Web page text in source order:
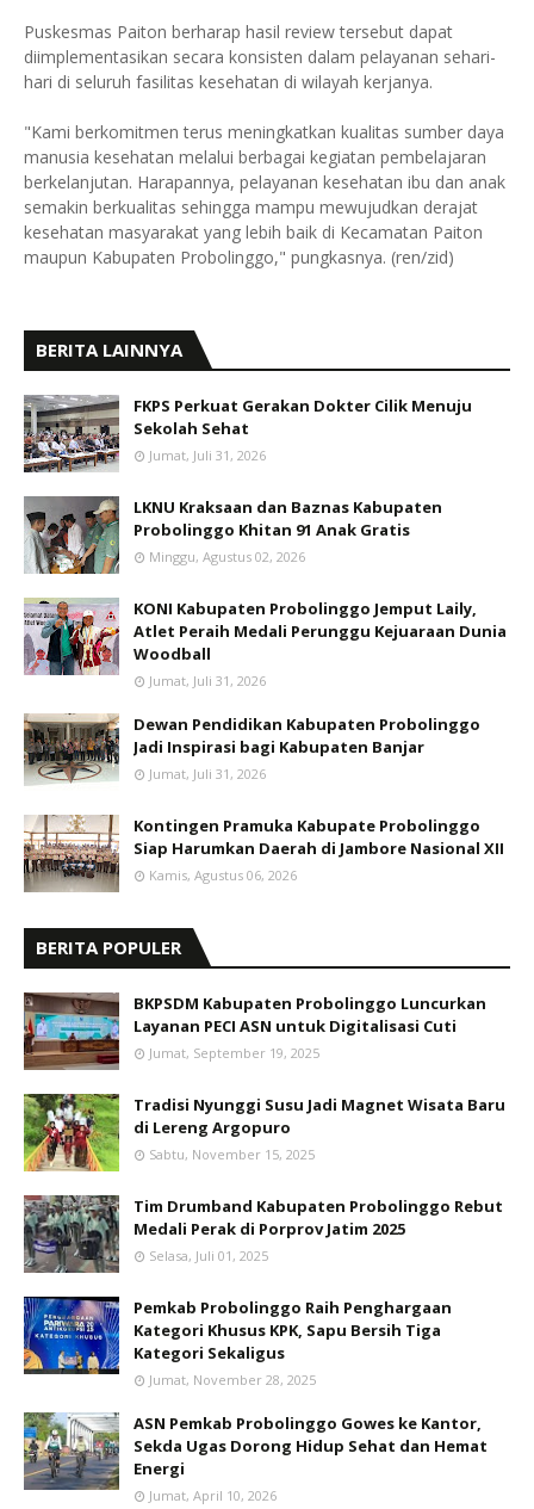
Puskesmas Paiton berharap hasil review tersebut dapat
diimplementasikan secara konsisten dalam pelayanan sehari-
hari di seluruh fasilitas kesehatan di wilayah kerjanya.
"Kami berkomitmen terus meningkatkan kualitas sumber daya
manusia kesehatan melalui berbagai kegiatan pembelajaran
berkelanjutan. Harapannya, pelayanan kesehatan ibu dan anak
semakin berkualitas sehingga mampu mewujudkan derajat
kesehatan masyarakat yang lebih baik di Kecamatan Paiton
maupun Kabupaten Probolinggo," pungkasnya. (ren/zid)
BERITA LAINNYA
FKPS Perkuat Gerakan Dokter Cilik Menuju
Sekolah Sehat
Jumat, Juli 31, 2026
LKNU Kraksaan dan Baznas Kabupaten
Probolinggo Khitan 91 Anak Gratis
Minggu, Agustus 02, 2026
KONI Kabupaten Probolinggo Jemput Laily,
Atlet Peraih Medali Perunggu Kejuaraan Dunia
Woodball
Jumat, Juli 31, 2026
Dewan Pendidikan Kabupaten Probolinggo
Jadi Inspirasi bagi Kabupaten Banjar
Jumat, Juli 31, 2026
Kontingen Pramuka Kabupate Probolinggo
Siap Harumkan Daerah di Jambore Nasional XII
Kamis, Agustus 06, 2026
BERITA POPULER
BKPSDM Kabupaten Probolinggo Luncurkan
Layanan PECI ASN untuk Digitalisasi Cuti
Jumat, September 19, 2025
Tradisi Nyunggi Susu Jadi Magnet Wisata Baru
di Lereng Argopuro
Sabtu, November 15, 2025
Tim Drumband Kabupaten Probolinggo Rebut
Medali Perak di Porprov Jatim 2025
Selasa, Juli 01, 2025
Pemkab Probolinggo Raih Penghargaan
Kategori Khusus KPK, Sapu Bersih Tiga
Kategori Sekaligus
Jumat, November 28, 2025
ASN Pemkab Probolinggo Gowes ke Kantor,
Sekda Ugas Dorong Hidup Sehat dan Hemat
Energi
Jumat, April 10, 2026